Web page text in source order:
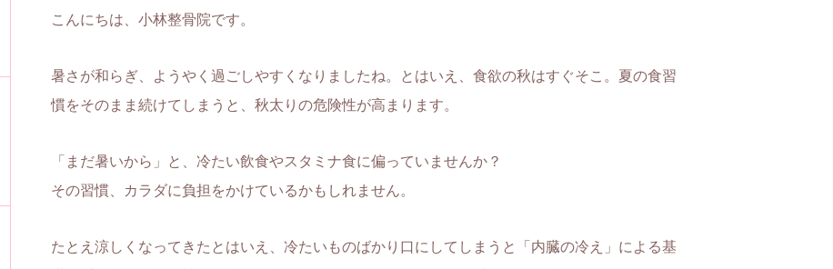
こんにちは、小林整骨院です。
暑さが和らぎ、ようやく過ごしやすくなりましたね。とはいえ、食欲の秋はすぐそこ。夏の食習
慣をそのまま続けてしまうと、秋太りの危険性が高まります。
「まだ暑いから」と、冷たい飲食やスタミナ食に偏っていませんか？
その習慣、カラダに負担をかけているかもしれません。
たとえ涼しくなってきたとはいえ、冷たいものばかり口にしてしまうと「内臓の冷え」による基